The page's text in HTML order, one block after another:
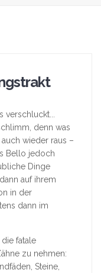
denn was
wieder raus –
Bello jedoch
Dinge
auf ihrem
in der
dann im
fatale
zu nehmen:
Steine,